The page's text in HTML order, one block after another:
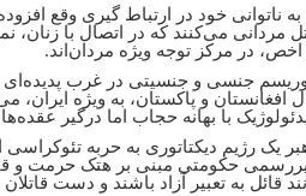
به ناتوانی خود در ارتباط‌ گیری وقع
مردانی می‌کنند که در اتصال با
در مرکز توجه ویژه مردان‌اند.
جنسی و جنسیتی در غرب
افغانستان و پاکستان، به ویژه
با بهانه حجاب اما درگیر
یک رژیم دیکتاتوری به حربه
حکومتی مبنی بر هتک حرمت و
قائل به تعبیر آزاد باشند و دست